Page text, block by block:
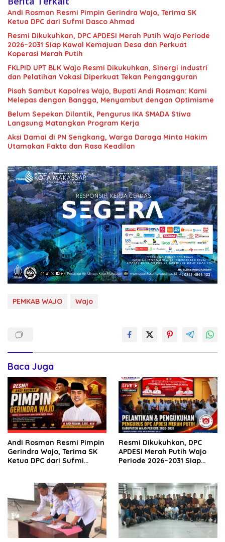
Andi Rosman Resmi Pimpin Gerindra Wajo, Terima SK
Ketua DPC dari Sufmi Dasco Ahmad
Resmi Dikukuhkan, DPC APDESI Merah Putih Wajo Periode
2026–2031 Siap Kawal Kemajuan Desa dan Perkuat
Koperasi Merah Putih
FKLPID UPT BLK Wajo Resmi Dikukuhkan, Sinergi Industri
dan Pelatihan Vokasi Diperkuat Tekan Pengangguran
Pisah Sambut Kapolres Wajo, Bupati Andi Rosman: Kami
Melepas dengan Bangga, Menyambut dengan Optimisme
Belum Sepekan Dilantik, Pengurus IKA SMADA Stiwa
Langsung Matangkan Program Kerja
Aksi Damai di PN Sengkang, Warga Daraga Minta Hakim
Utamakan Fakta dan Rasa Keadilan
PEMKAB WAJO Wajo
Baca Juga
Andi Rosman Resmi Pimpin
Gerindra Wajo, Terima SK
Ketua DPC dari Sufmi
Resmi Dikukuhkan, DPC
APDESI Merah Putih Wajo
Periode 2026–2031 Siap
Putih